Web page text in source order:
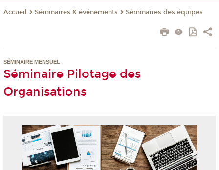
Accueil Séminaires & événements Séminaires des équipes
SÉMINAIRE MENSUEL
Séminaire Pilotage des
Organisations